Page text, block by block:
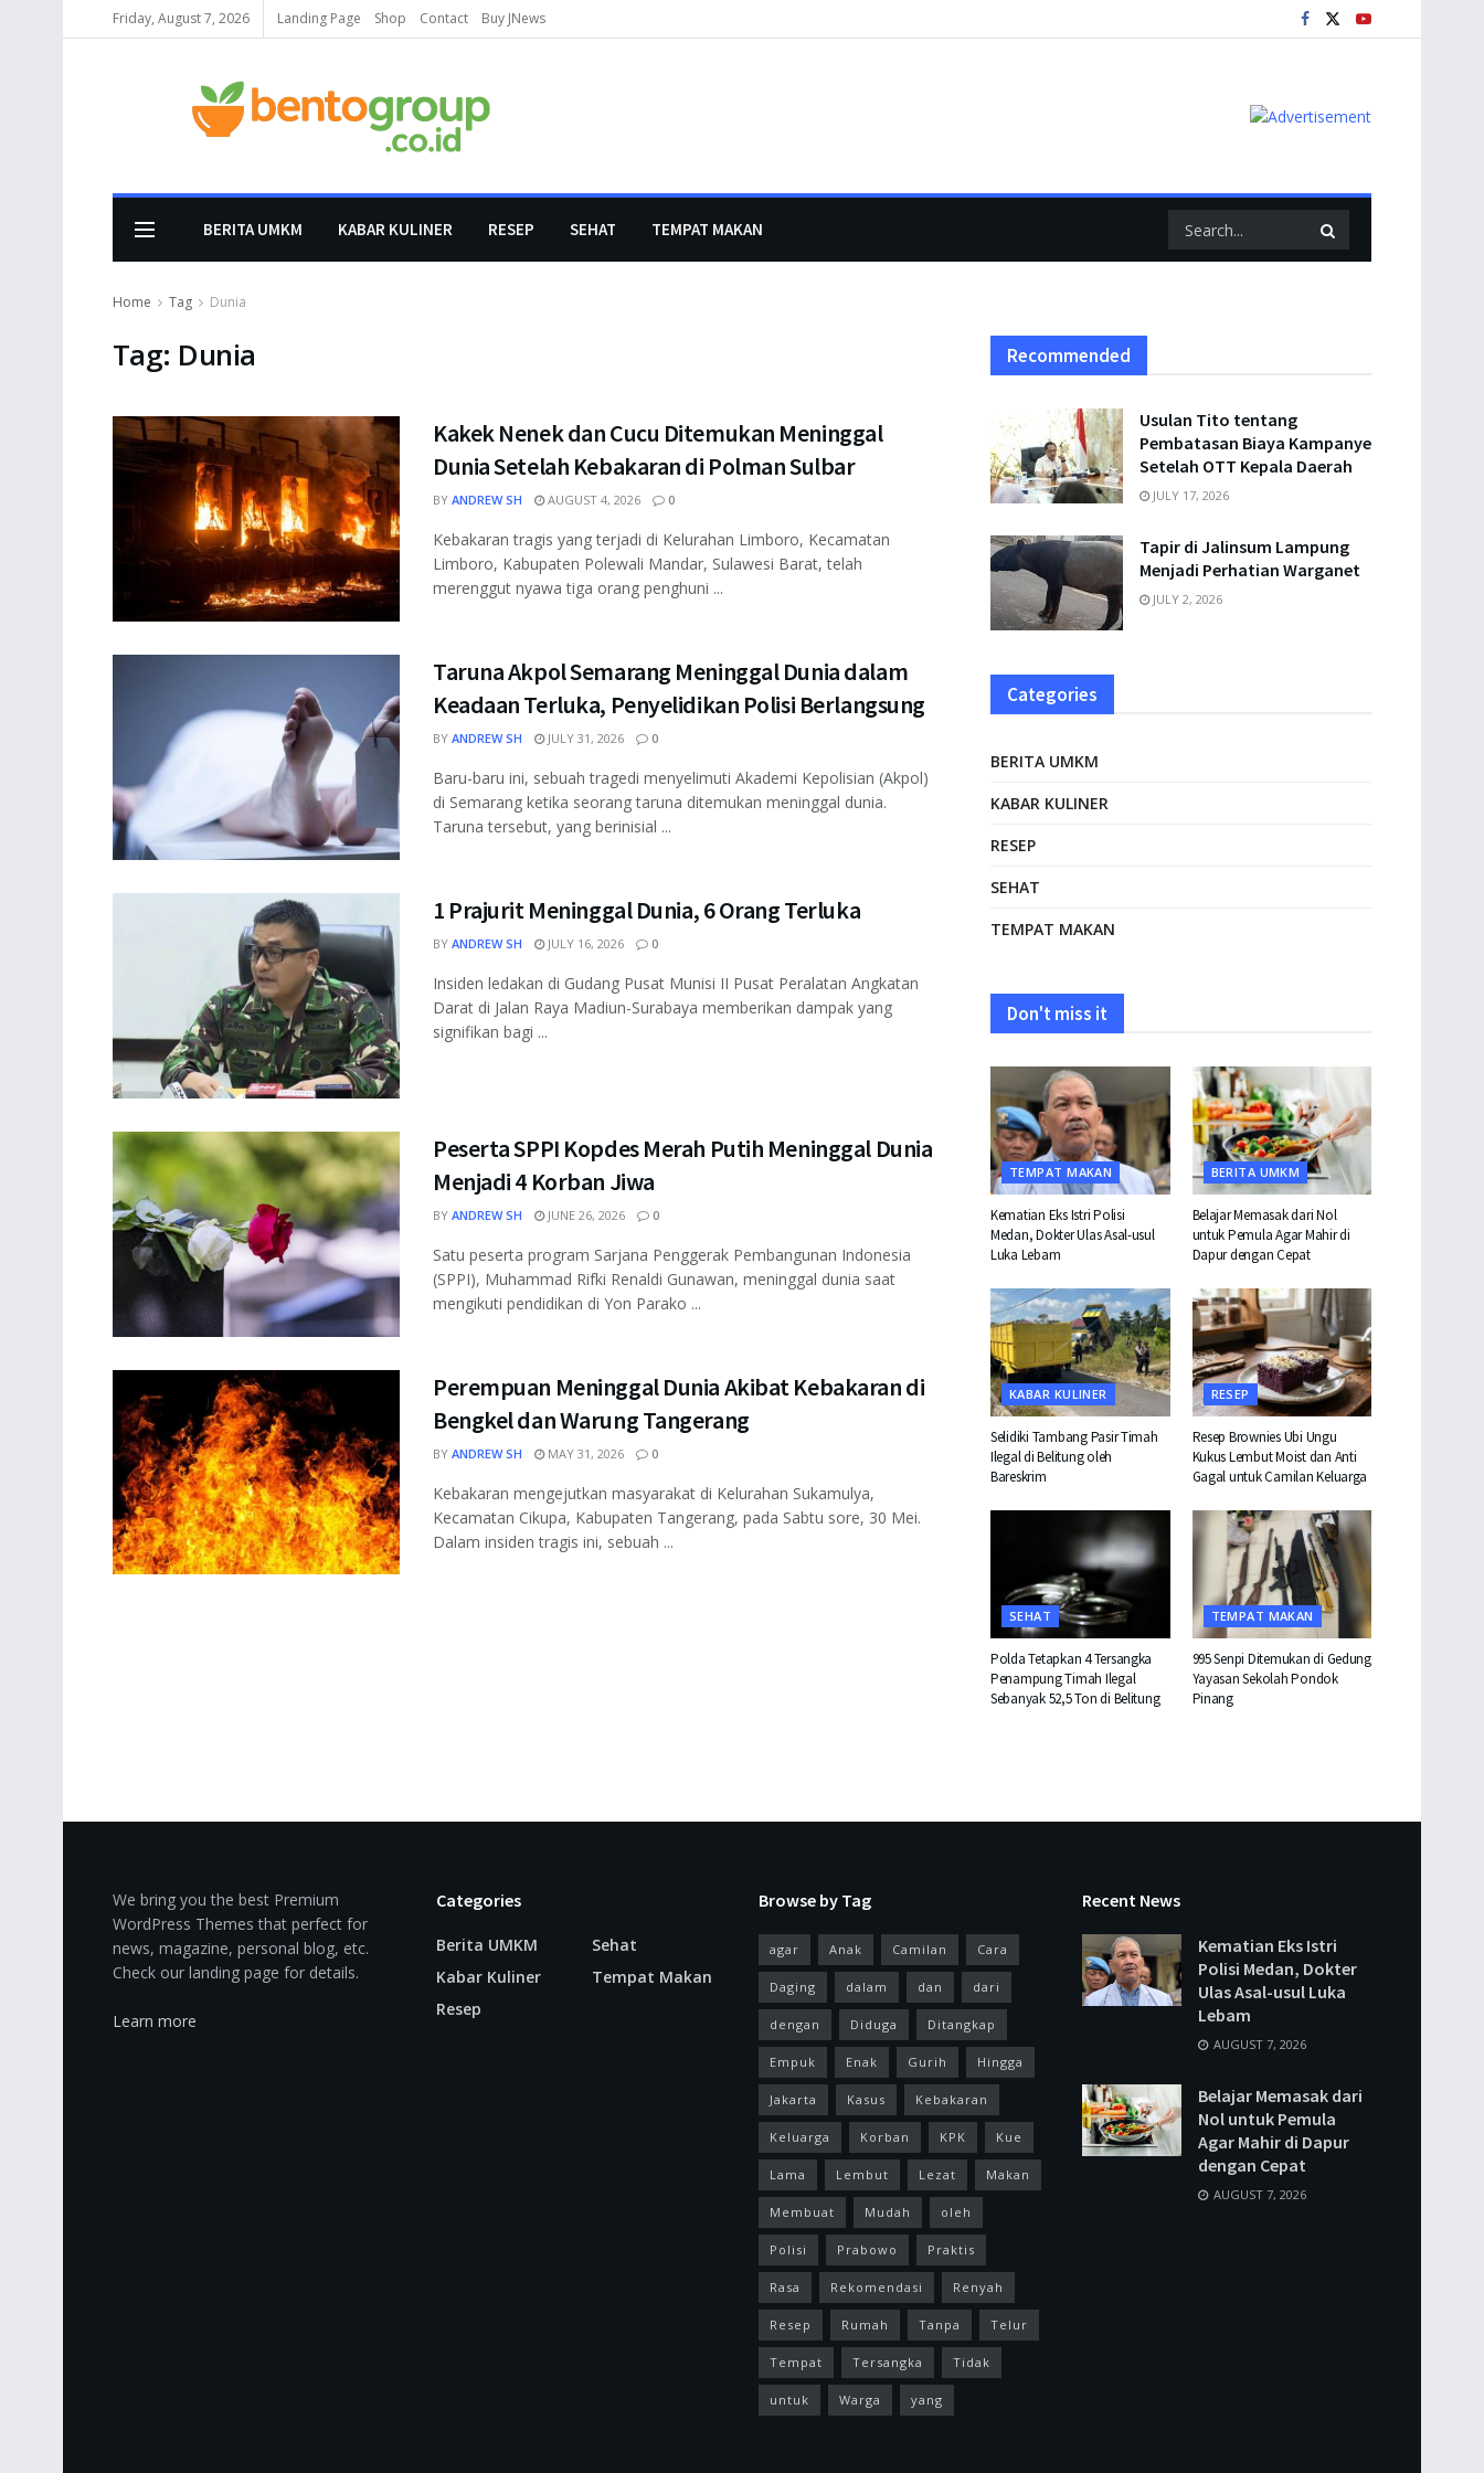
Friday, August 7, 2026 Landing Page Shop Contact Buy JNews
BERITA UMKM KABAR KULINER RESEP SEHAT TEMPAT MAKAN
Home Tag Dunia
Tag: Dunia
Kakek Nenek dan Cucu Ditemukan Meninggal
Dunia Setelah Kebakaran di Polman Sulbar
BY ANDREW SH AUGUST 4, 2026 0
Kebakaran tragis yang terjadi di Kelurahan Limboro, Kecamatan
Limboro, Kabupaten Polewali Mandar, Sulawesi Barat, telah
merenggut nyawa tiga orang penghuni ...
Taruna Akpol Semarang Meninggal Dunia dalam
Keadaan Terluka, Penyelidikan Polisi Berlangsung
BY ANDREW SH JULY 31, 2026 0
Baru-baru ini, sebuah tragedi menyelimuti Akademi Kepolisian (Akpol)
di Semarang ketika seorang taruna ditemukan meninggal dunia.
Taruna tersebut, yang berinisial ...
1 Prajurit Meninggal Dunia, 6 Orang Terluka
BY ANDREW SH JULY 16, 2026 0
Insiden ledakan di Gudang Pusat Munisi II Pusat Peralatan Angkatan
Darat di Jalan Raya Madiun-Surabaya memberikan dampak yang
signifikan bagi ...
Peserta SPPI Kopdes Merah Putih Meninggal Dunia
Menjadi 4 Korban Jiwa
BY ANDREW SH JUNE 26, 2026 0
Satu peserta program Sarjana Penggerak Pembangunan Indonesia
(SPPI), Muhammad Rifki Renaldi Gunawan, meninggal dunia saat
mengikuti pendidikan di Yon Parako ...
Perempuan Meninggal Dunia Akibat Kebakaran di
Bengkel dan Warung Tangerang
BY ANDREW SH MAY 31, 2026 0
Kebakaran mengejutkan masyarakat di Kelurahan Sukamulya,
Kecamatan Cikupa, Kabupaten Tangerang, pada Sabtu sore, 30 Mei.
Dalam insiden tragis ini, sebuah ...
Recommended
Usulan Tito tentang
Pembatasan Biaya Kampanye
Setelah OTT Kepala Daerah
JULY 17, 2026
Tapir di Jalinsum Lampung
Menjadi Perhatian Warganet
JULY 2, 2026
Categories
BERITA UMKM
KABAR KULINER
RESEP
SEHAT
TEMPAT MAKAN
Don't miss it
TEMPAT MAKAN
Kematian Eks Istri Polisi
Medan, Dokter Ulas Asal-usul
Luka Lebam
BERITA UMKM
Belajar Memasak dari Nol
untuk Pemula Agar Mahir di
Dapur dengan Cepat
KABAR KULINER
Selidiki Tambang Pasir Timah
Ilegal di Belitung oleh
Bareskrim
RESEP
Resep Brownies Ubi Ungu
Kukus Lembut Moist dan Anti
Gagal untuk Camilan Keluarga
SEHAT
Polda Tetapkan 4 Tersangka
Penampung Timah Ilegal
Sebanyak 52,5 Ton di Belitung
TEMPAT MAKAN
995 Senpi Ditemukan di Gedung
Yayasan Sekolah Pondok
Pinang
We bring you the best Premium
WordPress Themes that perfect for
news, magazine, personal blog, etc.
Check our landing page for details.
Learn more
Categories
Berita UMKM
Kabar Kuliner
Resep
Sehat
Tempat Makan
Browse by Tag
agar Anak Camilan Cara
Daging dalam dan dari
dengan Diduga Ditangkap
Empuk Enak Gurih Hingga
Jakarta Kasus Kebakaran
Keluarga Korban KPK Kue
Lama Lembut Lezat Makan
Membuat Mudah oleh
Polisi Prabowo Praktis
Rasa Rekomendasi Renyah
Resep Rumah Tanpa Telur
Tempat Tersangka Tidak
untuk Warga yang
Recent News
Kematian Eks Istri
Polisi Medan, Dokter
Ulas Asal-usul Luka
Lebam
AUGUST 7, 2026
Belajar Memasak dari
Nol untuk Pemula
Agar Mahir di Dapur
dengan Cepat
AUGUST 7, 2026